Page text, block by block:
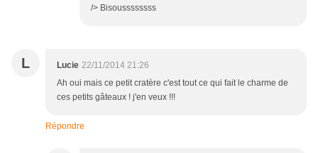
/> Bisoussssssss
L Lucie 22/11/2014 21:26
Ah oui mais ce petit cratère c'est tout ce qui fait le charme de
ces petits gâteaux ! j'en veux !!!
Répondre